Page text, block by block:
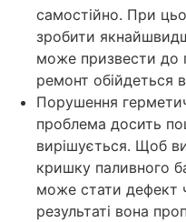
самостійно. При
зробити
може призвести до
ремонт обійдеться
Порушення
проблема досить
вирішується. Щоб
кришку паливного
може стати дефект
результаті вона